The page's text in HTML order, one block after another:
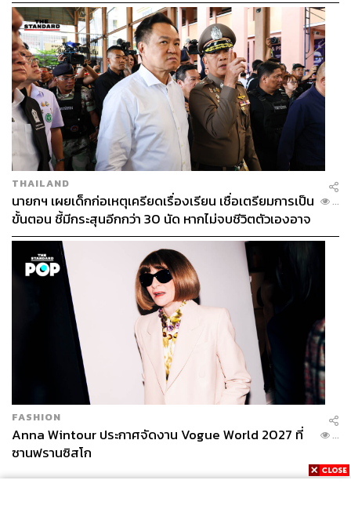
THAILAND
นายกฯ เผยเด็กก่อเหตุเครียดเรื่องเรียน เชื่อเตรียมการเป็น
ขั้นตอน ชี้มีกระสุนอีกกว่า 30 นัด หากไม่จบชีวิตตัวเองอาจ
สูญเสียเพิ่ม
...
FASHION
Anna Wintour ประกาศจัดงาน Vogue World 2027 ที่
ซานฟรานซิสโก
...